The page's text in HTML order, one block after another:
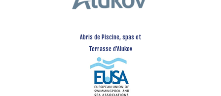
Abris de Piscine, spas et
Terrasse d’Alukov